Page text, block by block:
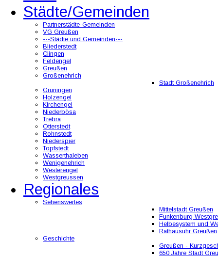
Städte/Gemeinden
Partnerstädte-Gemeinden
VG Greußen
---Städte und Gemeinden---
Bliederstedt
Clingen
Feldengel
Greußen
Großenehrich
Stadt Großenehrich
Grüningen
Holzengel
Kirchengel
Niederbösa
Trebra
Otterstedt
Rohnstedt
Niederspier
Topfstedt
Wasserthaleben
Wenigenehrich
Westerengel
Westgreussen
Regionales
Sehenswertes
Mittelstadt Greußen
Funkenburg
Helbesystem und
Rathausuhr Greußen
Geschichte
Greußen -
650 Jahre Stadt